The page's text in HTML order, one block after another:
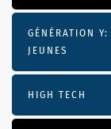
GÉNÉRATION
JEUNES
HIGH TECH